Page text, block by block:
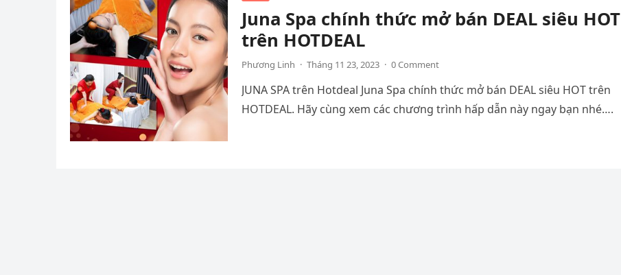
Juna Spa chính thức mở bán DEAL siêu HOT
trên HOTDEAL
Phương Linh · Tháng 11 23, 2023 · 0 Comment
JUNA SPA trên Hotdeal Juna Spa chính thức mở bán DEAL siêu HOT trên
HOTDEAL. Hãy cùng xem các chương trình hấp dẫn này ngay bạn nhé….